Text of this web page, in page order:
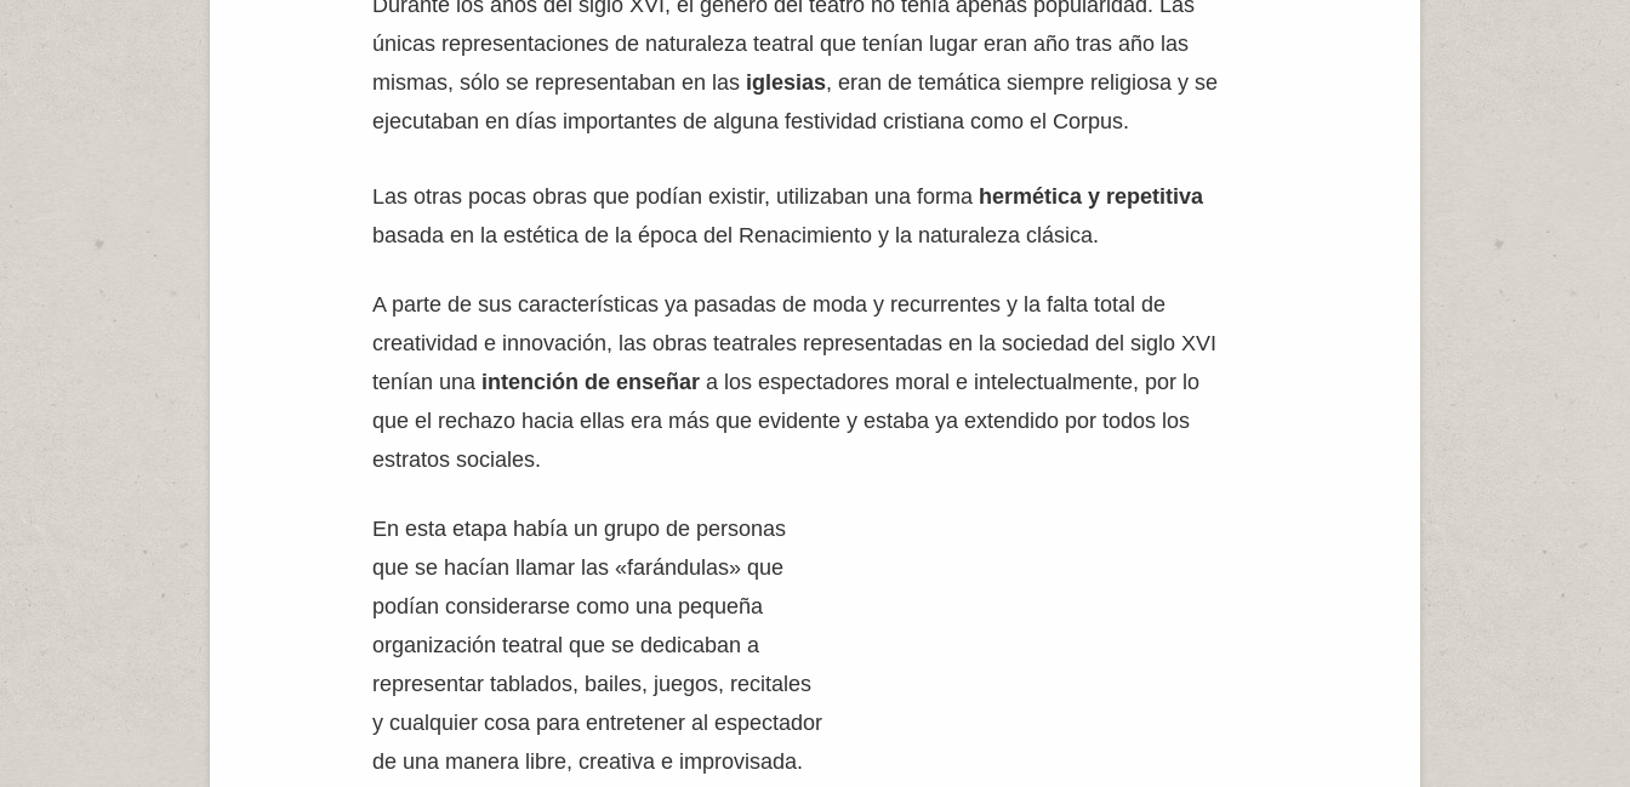
Durante los años del siglo XVI, el género del teatro no tenía apenas popularidad. Las
únicas representaciones de naturaleza teatral que tenían lugar eran año tras año las
mismas, sólo se representaban en las iglesias, eran de temática siempre religiosa y se
ejecutaban en días importantes de alguna festividad cristiana como el Corpus.
Las otras pocas obras que podían existir, utilizaban una forma hermética y repetitiva
basada en la estética de la época del Renacimiento y la naturaleza clásica.
A parte de sus características ya pasadas de moda y recurrentes y la falta total de
creatividad e innovación, las obras teatrales representadas en la sociedad del siglo XVI
tenían una intención de enseñar a los espectadores moral e intelectualmente, por lo
que el rechazo hacia ellas era más que evidente y estaba ya extendido por todos los
estratos sociales.
En esta etapa había un grupo de personas
que se hacían llamar las «farándulas» que
podían considerarse como una pequeña
organización teatral que se dedicaban a
representar tablados, bailes, juegos, recitales
y cualquier cosa para entretener al espectador
de una manera libre, creativa e improvisada.